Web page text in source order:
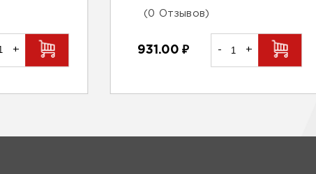
+
(0 Отзывов)
931.00₽ - +